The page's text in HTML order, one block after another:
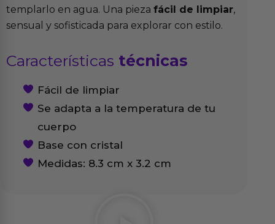
templarlo en agua. Una pieza fácil de limpiar,
sensual y sofisticada para explorar con estilo.
Características técnicas
Fácil de limpiar
Se adapta a la temperatura de tu
cuerpo
Base con cristal
Medidas: 8.3 cm x 3.2 cm